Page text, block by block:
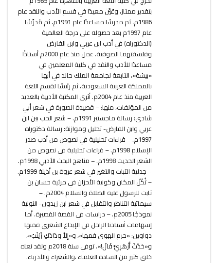
بتقدير ممتاز، وعُيِّنَ معيدًا في قسم الأدب والنقد عام
1986م، ثم مدرسًا مساعدًا عام 1991م، ثم مُدرِّسًا
عام 1997م بعد حصوله على درجة العالمية
(الدكتوراه) في أدب ابن عربي وابن الفارض
وفلسفتهما الصوفية. عمل منذ عام 2000م أستاذًا
مساعدًا للأدب والنقد في كلية المعلمين في
«بيشة»، التابعة لجامعة الملك خالد في أبها
بالمملكة العربية السعودية، ثم رئيسًا لقسم اللغة
العربية منذ عام 2004م. أثرى المكتبة الأدبية بالعديد
من المؤلفات، منها: – قصيدة الصورة في شعر أبي
شادي: رسالة ماجستير 1991م. – شعر الحب بين ابن
عربي وابن الفارض- تحليل وموازنة: رسالة دكتوراه
1997م. – قراءات تحليلية في نصوص من أدب صدر
الإسلام 1998م. – قراءات تحليلية في نصوص من
الشعر الحديث 1998م. – مناهج البحث الأدبي 1998م.
– جدلية الثبات والتغير في شعر عروة بن أذينة 1999م.
– ثُكْلُ المكان وكونية الأحزان في مرثية حسان بن
ثابت للرسول عليه الصلاة والسلام 2004م. –
سيمائية التناظر والتقابل في شعر ابن زيدون- النونية
نموذجًا 2005م. – دراسات في القصة القصيرة. أما
إسهامات أستاذنا الراحل في الإبداع الشعري فمنها
دواوين: «حرم الهوى فمها»، و«إلاَّ وِدَادَكِ زَيْنَبُ»،
و«حَدَّثَ أَزْهَرِيٌّ قَالَ!». توفي سنة 2018م ولقد نعاه
خلق كثير من السادة العلماء ،والشعراء والأدرباء.